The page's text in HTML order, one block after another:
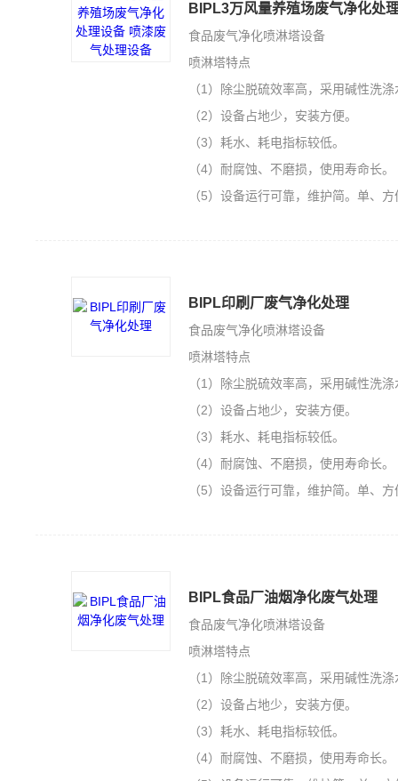
BIPL3万风量养殖场废气净化处
食品废气净化喷淋塔设备
喷淋塔特点
（1）除尘脱硫效率高，采用碱性洗
（2）设备占地少，安装方便。
（3）耗水、耗电指标较低。
（4）耐腐蚀、不磨损，使用寿命长。
（5）设备运行可靠，维护简。单、方
BIPL印刷厂废气净化处理
食品废气净化喷淋塔设备
喷淋塔特点
（1）除尘脱硫效率高，采用碱性洗
（2）设备占地少，安装方便。
（3）耗水、耗电指标较低。
（4）耐腐蚀、不磨损，使用寿命长。
（5）设备运行可靠，维护简。单、方
BIPL食品厂油烟净化废气处理
食品废气净化喷淋塔设备
喷淋塔特点
（1）除尘脱硫效率高，采用碱性洗
（2）设备占地少，安装方便。
（3）耗水、耗电指标较低。
（4）耐腐蚀、不磨损，使用寿命长。